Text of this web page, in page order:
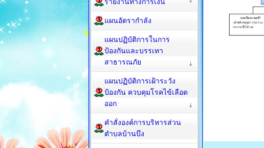
แผนอัตรากำลัง
แผนปฏิบัติการในการ
ป้องกันและบรรเทา
สาธารณภัย
แผนปฏิบัติการเฝ้าระวัง
ป้องกัน ควบคุมโรคไข้เลือด
ออก
คำสั่งองค์การบริหารส่วน
ตำบลบ้านบึง